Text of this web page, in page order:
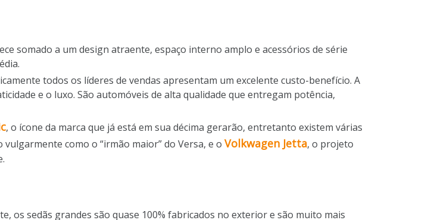
somado a um design atraente, espaço interno amplo e acessórios de série
todos os líderes de vendas apresentam um excelente custo-benefício. A
e o luxo. São automóveis de alta qualidade que entregam potência,
, o ícone da marca que já está em sua décima gerarão, entretanto existem várias
vulgarmente como o “irmão maior” do Versa, e o Volkwagen Jetta, o projeto
os sedãs grandes são quase 100% fabricados no exterior e são muito mais